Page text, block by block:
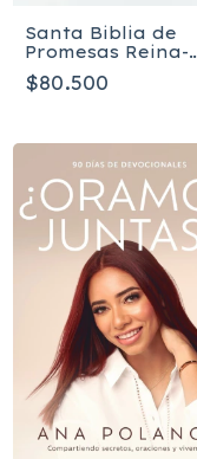
Santa Biblia de
Promesas Reina-
Valera 1960
$80.500